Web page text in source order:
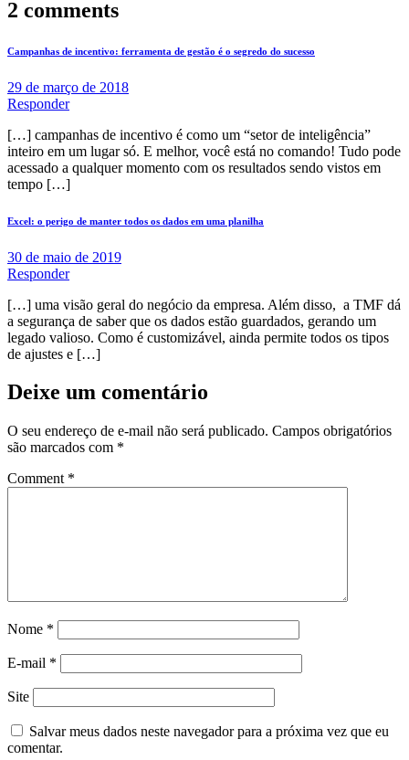
2 comments
Campanhas de incentivo: ferramenta de gestão é o segredo do sucesso
29 de março de 2018
Responder
[…] campanhas de incentivo é como um “setor de inteligência”
inteiro em um lugar só. E melhor, você está no comando! Tudo pode
acessado a qualquer momento com os resultados sendo vistos em
tempo […]
Excel: o perigo de manter todos os dados em uma planilha
30 de maio de 2019
Responder
[…] uma visão geral do negócio da empresa. Além disso, a TMF dá
a segurança de saber que os dados estão guardados, gerando um
legado valioso. Como é customizável, ainda permite todos os tipos
de ajustes e […]
Deixe um comentário
O seu endereço de e-mail não será publicado. Campos obrigatórios
são marcados com *
Comment *
Nome *
E-mail *
Site
Salvar meus dados neste navegador para a próxima vez que eu
comentar.